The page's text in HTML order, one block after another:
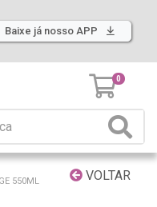
Baixe já nosso APP
0
VOLTAR
550ML